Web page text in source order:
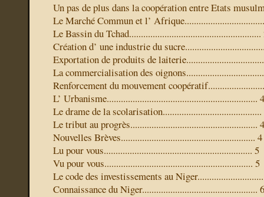
Un pas de plus dans la coopération entre Etats
Le Marché Commun et l’
Le Bassin du Tchad........................................................
Création d’ une industrie du
Exportation de produits de
La commercialisation des
Renforcement du mouvement
L’ Urbanisme................................................................ 4
Le drame de la scolarisation..........................................
Le tribut au progrès...................................................... 4
Nouvelles Brèves......................................................... 4
Lu pour vous............................................................... 5
Vu pour vous............................................................... 5
Le code des investissements au
Connaissance du Niger................................................. 6